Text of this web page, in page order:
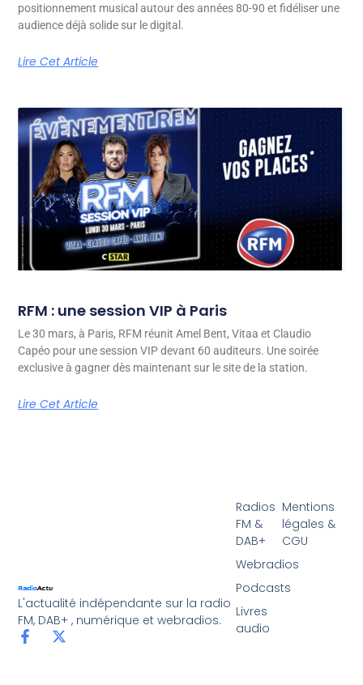
positionnement musical autour des années 80-90 et fidéliser une
audience déjà solide sur le digital.
Lire Cet Article
RFM : une session VIP à Paris
Le 30 mars, à Paris, RFM réunit Amel Bent, Vitaa et Claudio
Capéo pour une session VIP devant 60 auditeurs. Une soirée
exclusive à gagner dès maintenant sur le site de la station.
Lire Cet Article
L'actualité indépendante sur la radio
FM, DAB+ , numérique et webradios.
Radios
FM &
DAB+
Webradios
Podcasts
Livres
audio
Mentions
légales &
CGU